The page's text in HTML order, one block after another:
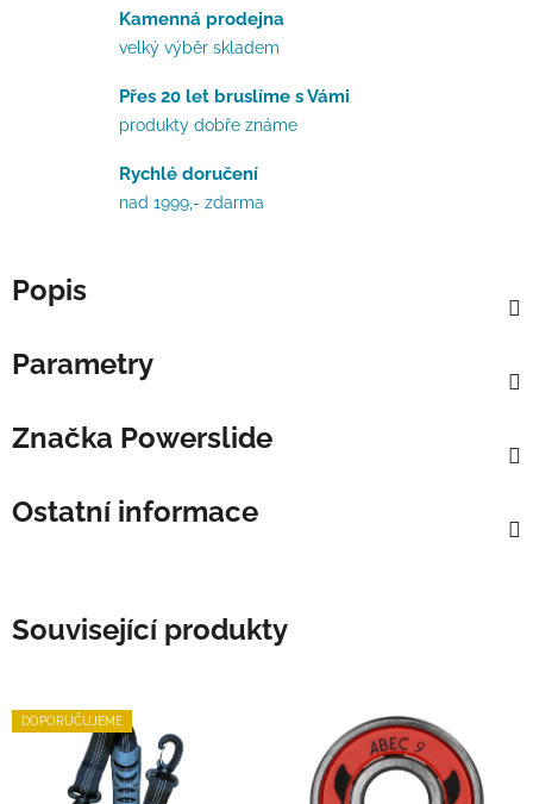
Kamenná prodejna
velký výběr skladem
Přes 20 let bruslíme s Vámi
produkty dobře známe
Rychlé doručení
nad 1999,- zdarma
Popis
Parametry
Značka Powerslide
Ostatní informace
Související produkty
DOPORUČUJEME